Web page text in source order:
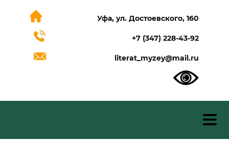
Уфа, ул. Достоевского, 160
+7 (347) 228-43-92
literat_myzey@mail.ru